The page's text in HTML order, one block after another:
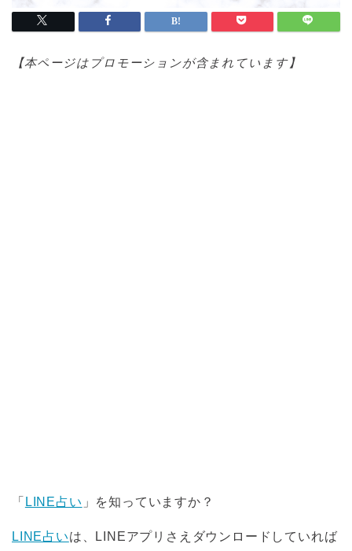
【本ページはプロモーションが含まれています】
「 LINE占い 」を知っていますか？
LINE占いは、LINEアプリさえダウンロードしていれば